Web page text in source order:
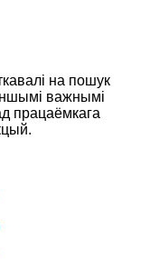
на пошук
важнымі
працаёмкага